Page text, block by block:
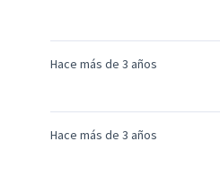
Hace más de 3 años
Hace más de 3 años